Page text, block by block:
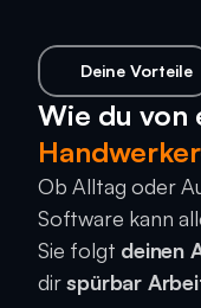
Deine Vorteile
Wie du von
Ob Alltag oder
Software kann
Sie folgt deinen
dir spürbar